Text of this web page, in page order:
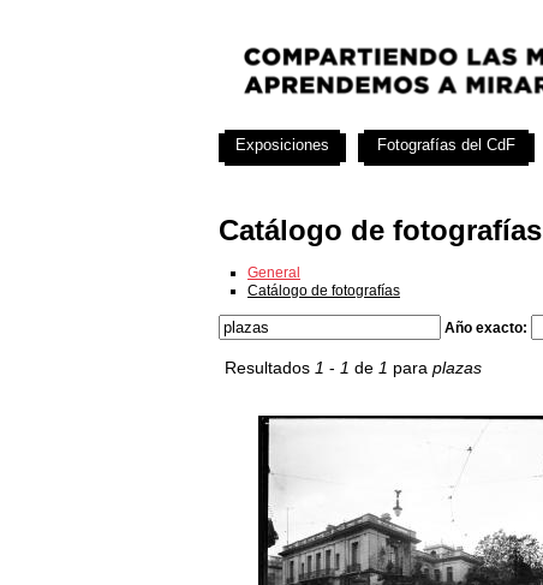
Catálogo de fotografías
General
Catálogo de fotografías
Año exacto:
Resultados 1 - 1 de 1 para plazas
Exposiciones Fotografías del CdF